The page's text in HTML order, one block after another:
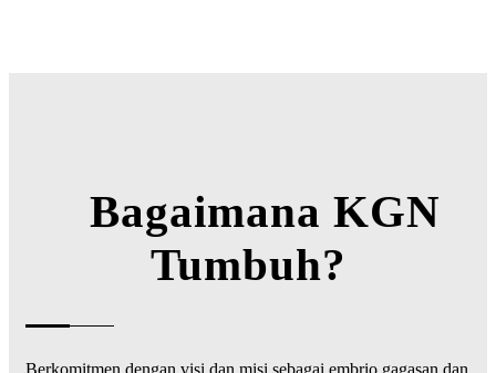
Bagaimana KGN
Tumbuh?
Berkomitmen dengan visi dan misi sebagai embrio gagasan dan